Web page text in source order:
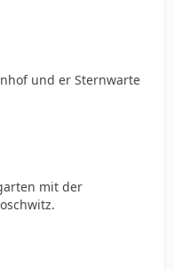
und er Sternwarte
mit der